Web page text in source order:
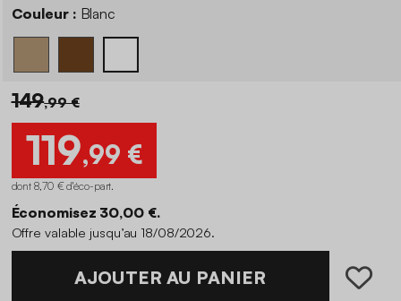
Couleur : Blanc
149,99 €
119,99 €
dont 8,70 € d'éco-part.
Économisez 30,00 €.
Offre valable jusqu’au 18/08/2026.
AJOUTER AU PANIER